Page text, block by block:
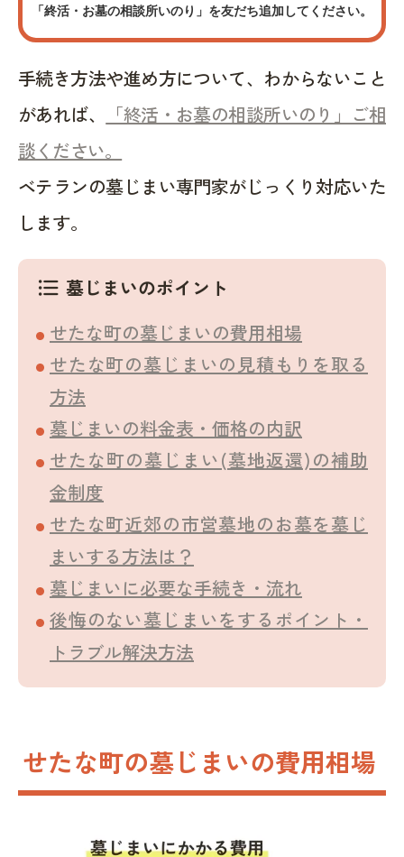
「終活・お墓の相談所いのり」を友だち追加してください。
手続き方法や進め方について、わからないこと
があれば、
「終活・お墓の相談所いのり」ご相
談ください。
ベテランの墓じまい専門家がじっくり対応いた
します。
format_list_bulleted 墓じまいのポイント
せたな町の墓じまいの費用相場
せたな町の墓じまいの見積もりを取る
方法
墓じまいの料金表・価格の内訳
せたな町の墓じまい(墓地返還)の補助
金制度
せたな町近郊の市営墓地のお墓を墓じ
まいする方法は？
墓じまいに必要な手続き・流れ
後悔のない墓じまいをするポイント・
トラブル解決方法
せたな町の墓じまいの費用相場